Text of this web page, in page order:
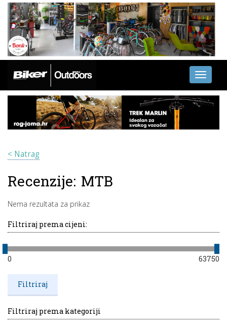
Toggle
< Natrag
Recenzije: MTB
Nema rezultata za prikaz
Filtriraj prema cijeni:
0 63750
Filtriraj prema kategoriji